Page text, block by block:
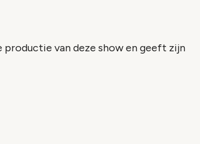
van deze show en geeft zijn